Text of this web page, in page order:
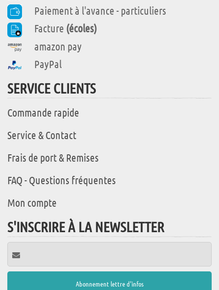
Paiement à l'avance - particuliers
Facture (écoles)
amazon pay
PayPal
SERVICE CLIENTS
Commande rapide
Service & Contact
Frais de port & Remises
FAQ - Questions fréquentes
Mon compte
S'INSCRIRE À LA NEWSLETTER